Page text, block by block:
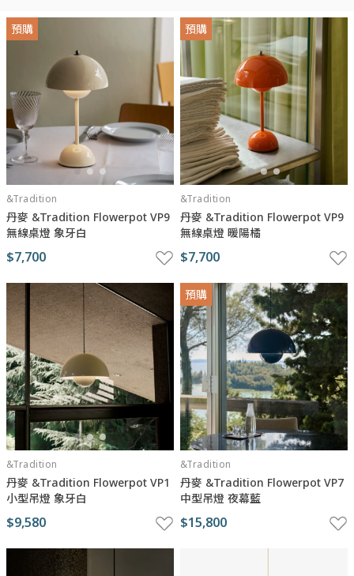
預購
&Tradition
丹麥 &Tradition Flowerpot VP9
無線桌燈 象牙白
$7,700
預購
&Tradition
丹麥 &Tradition Flowerpot VP9
無線桌燈 暖陽橘
$7,700
&Tradition
丹麥 &Tradition Flowerpot VP1
小型吊燈 象牙白
$9,580
預購
&Tradition
丹麥 &Tradition Flowerpot VP7
中型吊燈 夜幕藍
$15,800